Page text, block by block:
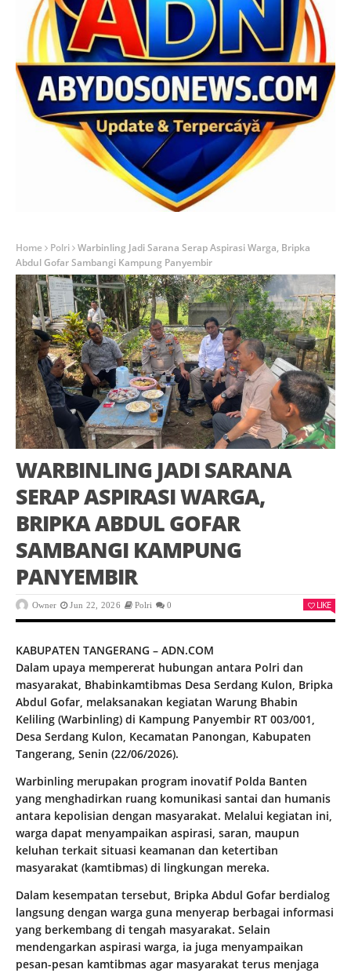
Home Polri Warbinling Jadi Sarana Serap Aspirasi Warga, Bripka
Abdul Gofar Sambangi Kampung Panyembir
WARBINLING JADI SARANA
SERAP ASPIRASI WARGA,
BRIPKA ABDUL GOFAR
SAMBANGI KAMPUNG
PANYEMBIR
Owner Jun 22, 2026 Polri 0 LIKE
KABUPATEN TANGERANG – ADN.COM
Dalam upaya mempererat hubungan antara Polri dan
masyarakat, Bhabinkamtibmas Desa Serdang Kulon, Bripka
Abdul Gofar, melaksanakan kegiatan Warung Bhabin
Keliling (Warbinling) di Kampung Panyembir RT 003/001,
Desa Serdang Kulon, Kecamatan Panongan, Kabupaten
Tangerang, Senin (22/06/2026).
Warbinling merupakan program inovatif Polda Banten
yang menghadirkan ruang komunikasi santai dan humanis
antara kepolisian dengan masyarakat. Melalui kegiatan ini,
warga dapat menyampaikan aspirasi, saran, maupun
keluhan terkait situasi keamanan dan ketertiban
masyarakat (kamtibmas) di lingkungan mereka.
Dalam kesempatan tersebut, Bripka Abdul Gofar berdialog
langsung dengan warga guna menyerap berbagai informasi
yang berkembang di tengah masyarakat. Selain
mendengarkan aspirasi warga, ia juga menyampaikan
pesan-pesan kamtibmas agar masyarakat terus menjaga